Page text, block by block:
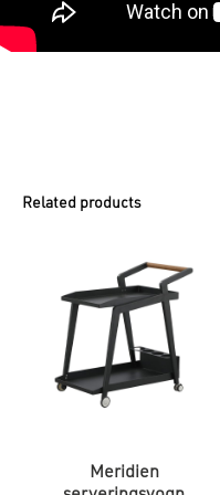
Related products
Meridien